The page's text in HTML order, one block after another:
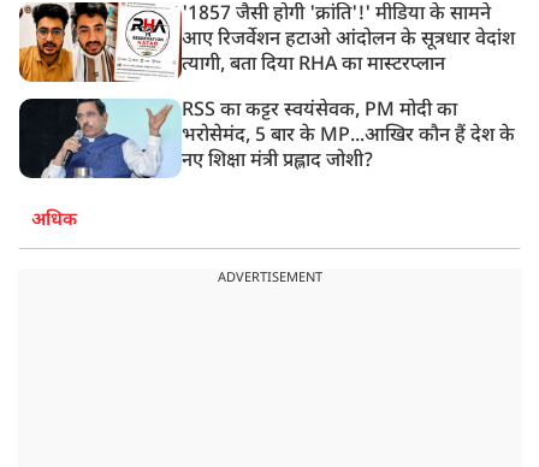
'1857 जैसी होगी 'क्रांति'!' मीडिया के सामने
आए रिजर्वेशन हटाओ आंदोलन के सूत्रधार वेदांश
त्यागी, बता दिया RHA का मास्टरप्लान
RSS का कट्टर स्वयंसेवक, PM मोदी का
भरोसेमंद, 5 बार के MP...आखिर कौन हैं देश के
नए शिक्षा मंत्री प्रह्लाद जोशी?
अधिक
ADVERTISEMENT